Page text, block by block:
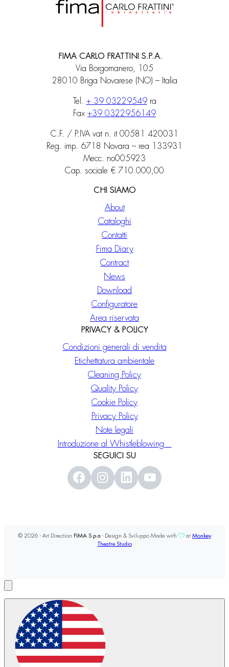
FIMA CARLO FRATTINI S.P.A.
Via Borgomanero, 105
28010 Briga Novarese (NO) – Italia
Tel. + 39 03229549ra
Fax +39 0322956149
C.F. / P.IVA vat n. it 00581 420031
Reg. imp. 6718 Novara – rea 133931
Mecc. no005923
Cap. sociale € 710.000,00
CHI SIAMO
About
Cataloghi
Contatti
Fima Diary
Contract
News
Download
Configuratore
Area riservata
PRIVACY & POLICY
Condizioni generali di vendita
Etichettatura ambientale
Cleaning Policy
Quality Policy
Cookie Policy
Privacy Policy
Note legali
Introduzione al Whistleblowing
SEGUICI SU
© 2026 - Art Direction FIMA S.p.a - Design & Sviluppo Made with at Monkey
Theatre Studio